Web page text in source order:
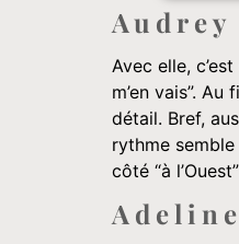
Audrey
Avec elle,
m’en vais”.
détail. Bref,
rythme
côté “à
Adeline